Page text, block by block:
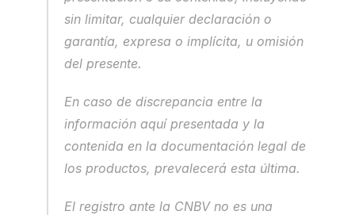
sin limitar, cualquier declaración o
garantía, expresa o implícita, u omisión
del presente.
En caso de discrepancia entre la
información aquí presentada y la
contenida en la documentación legal de
los productos, prevalecerá esta última.
El registro ante la CNBV no es una